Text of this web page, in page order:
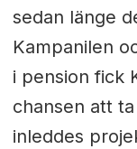
sedan länge
Kampanilen
i pension fick
chansen att
inleddes